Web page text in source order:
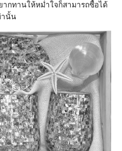
ากทานให้หม่ำใจก็สามารถซื้อได้
านั้น